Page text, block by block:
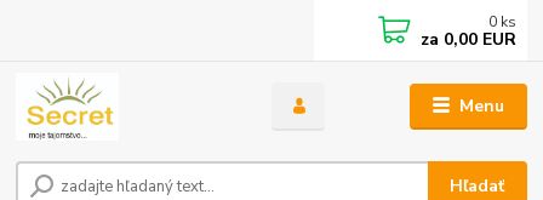
Menu
Hľadať
0 ks
za 0,00 EUR